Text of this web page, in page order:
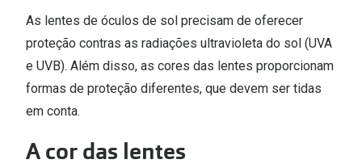
Michael Kors
Versace
Prada
Todas as marcas
Marcas Exclusivas
Marque
As lentes de óculos de sol precisam de oferecer
proteção contras as radiações ultravioleta do sol (UVA
e UVB). Além disso, as cores das lentes proporcionam
formas de proteção diferentes, que devem ser tidas
em conta.
A cor das lentes